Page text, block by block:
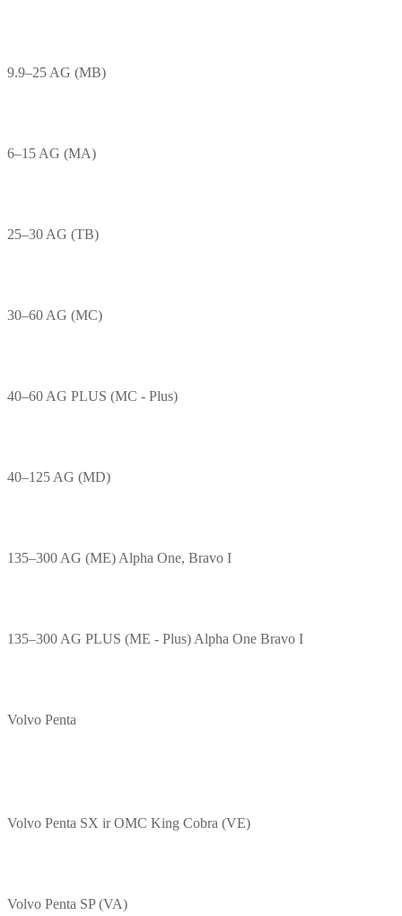
9.9–25 AG (MB)
6–15 AG (MA)
25–30 AG (TB)
30–60 AG (MC)
40–60 AG PLUS (MC - Plus)
40–125 AG (MD)
135–300 AG (ME) Alpha One, Bravo I
135–300 AG PLUS (ME - Plus) Alpha One Bravo I
Volvo Penta
Volvo Penta SX ir OMC King Cobra (VE)
Volvo Penta SP (VA)